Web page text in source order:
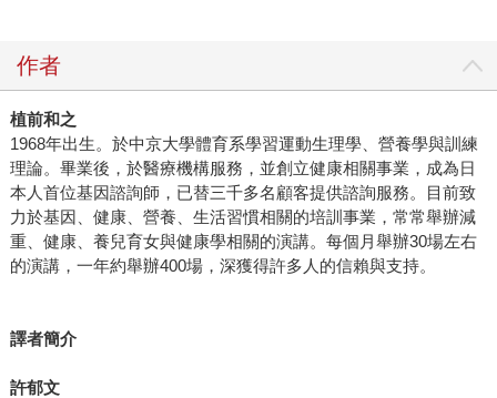
作者
植前和之
1968年出生。於中京大學體育系學習運動生理學、營養學與訓練
理論。畢業後，於醫療機構服務，並創立健康相關事業，成為日
本人首位基因諮詢師，已替三千多名顧客提供諮詢服務。目前致
力於基因、健康、營養、生活習慣相關的培訓事業，常常舉辦減
重、健康、養兒育女與健康學相關的演講。每個月舉辦30場左右
的演講，一年約舉辦400場，深獲得許多人的信賴與支持。
譯者簡介
許郁文